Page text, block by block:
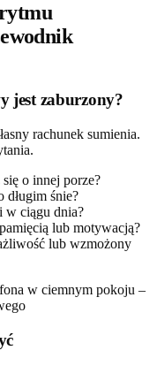
jest zaburzony?
rachunek sumienia.
o innej porze?
długim śnie?
w ciągu dnia?
lub motywacją?
lub wzmożony